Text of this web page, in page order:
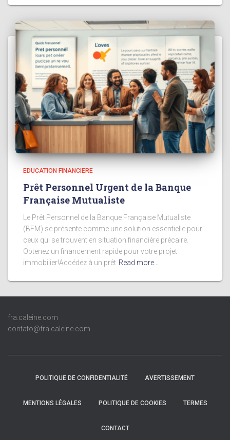
EDUCATION FINANCIERE
Prêt Personnel Urgent de la Banque
Française Mutualiste
Le Prêt Personnel de la Banque Française Mutualiste
(BFM) se présente comme une solution essentielle pour
ceux qui se trouvent en situation financière précaire.
Obtenez un financement rapide pour votre projet
immobilier!Accédez à un prêt Read more…
fra.caleine.com
contato@fra.caleine.com
POLITIQUE DE CONFIDENTIALITÉ AVERTISSEMENT
MENTIONS LÉGALES POLITIQUE DE COOKIES TERMES
CONTACT